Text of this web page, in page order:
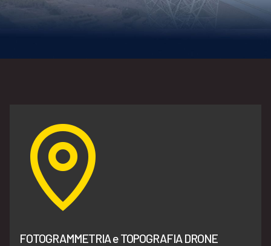
FOTOGRAMMETRIA e TOPOGRAFIA DRONE